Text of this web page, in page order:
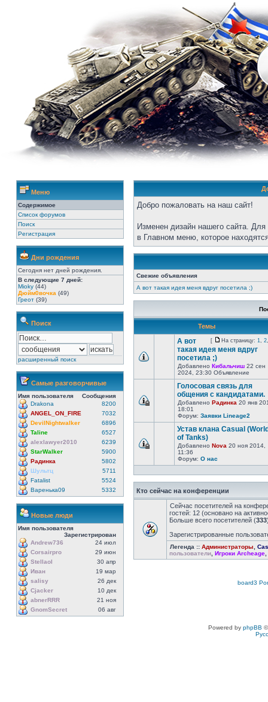
Меню
Содержимое
Список форумов
Поиск
Регистрация
Дни рождения
Сегодня нет дней рождения.
В следующие 7 дней:
Mioky (44)
Дюйм0вочка (49)
Греот (39)
Поиск
расширенный поиск
Самые разговорчивые
Имя пользователя
Сообщения
Drakona
8200
ANGEL_ON_FIRE
7032
DevilNightwalker
6896
Taline
6527
alexlawyer2010
6239
StarWalker
5900
Радинка
5802
Шультц
5711
Fatalist
5524
Варенька09
5332
Новые люди
Имя пользователя
Зарегистрирован
Andrew736
24 июл
Corsairpro
29 июн
Stellaol
30 апр
Иван
19 мар
salisy
26 дек
Cjacker
10 дек
abnerRRR
21 ноя
GnomSecret
06 авг
Добро пожаловать на наш сайт!
Изменен дизайн нашего сайта.
в Главном меню, которое
Свежие объявления
А вот такая идея меня вдруг посетила ;)
Темы
[ На страницу: 1, 2
А вот
такая идея меня вдруг
посетила ;)
Добавлено Кибальчиш 22 сен
2024, 23:30 Объявление
Голосовая связь для
общения с кандидатами.
Добавлено Радинка 20 янв
18:01
Форум: Заявки Lineage2
Устав клана Casual
of Tanks)
Добавлено Nova 20 ноя 2014,
11:36
Форум: О нас
Кто сейчас на конференции
Сейчас посетителей на
гостей: 12 (основано на
Больше всего посетителей (333
Зарегистрированные
Легенда :: Администраторы
пользователи Игроки Archeage
board3
Powered by phpBB